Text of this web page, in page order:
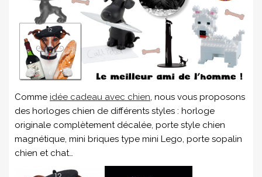
Comme idée cadeau avec chien, nous vous proposons
des horloges chien de différents styles : horloge
originale complètement décalée, porte style chien
magnétique, mini briques type mini Lego, porte sopalin
chien et chat…